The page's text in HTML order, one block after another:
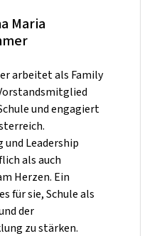
Maria
arbeitet als Family
und engagiert
Leadership
als auch
Herzen. Ein
für sie, Schule als
der
zu stärken.